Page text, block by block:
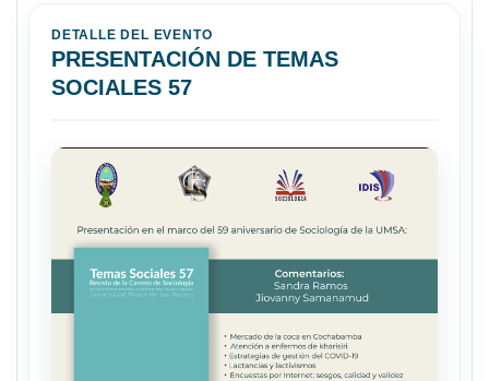
DETALLE DEL EVENTO
PRESENTACIÓN DE TEMAS
SOCIALES 57